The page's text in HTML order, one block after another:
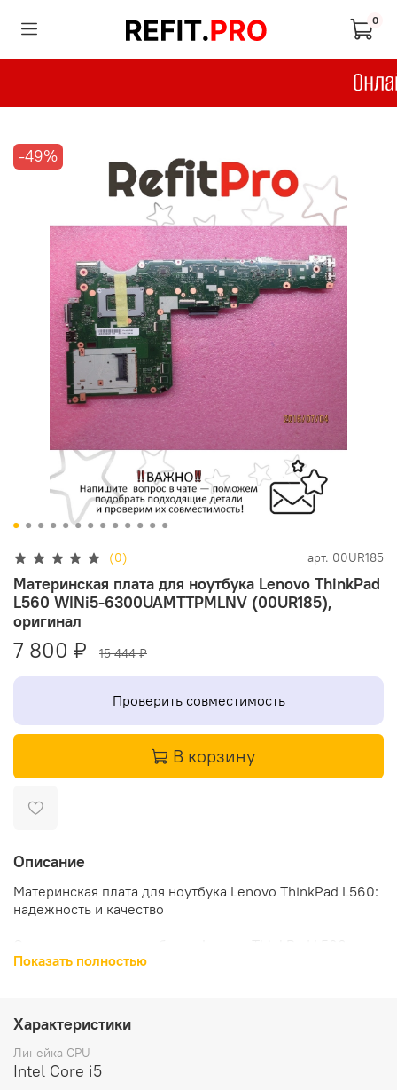
0
-49%
(0) арт. 00UR185
Материнская плата для ноутбука Lenovo ThinkPad
L560 WINi5-6300UAMTTPMLNV (00UR185),
оригинал
7 800 ₽ 15 444 ₽
Проверить совместимость
В корзину
Описание
Материнская плата для ноутбука Lenovo ThinkPad L560:
надежность и качество
оригинальной деталью, разработанной специально для
устройства Lenovo ThinkPad L560.
Высококачественный процессор и видеочип
Показать полностью
Характеристики
Линейка CPU
Intel Core i5